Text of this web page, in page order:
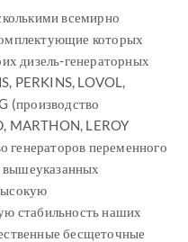
всемирно
которых
дизель-генераторных
PERKINS, LOVOL,
(производство
MARTHON, LEROY
генераторов переменного
вышеуказанных
стабильность наших
бесщеточные